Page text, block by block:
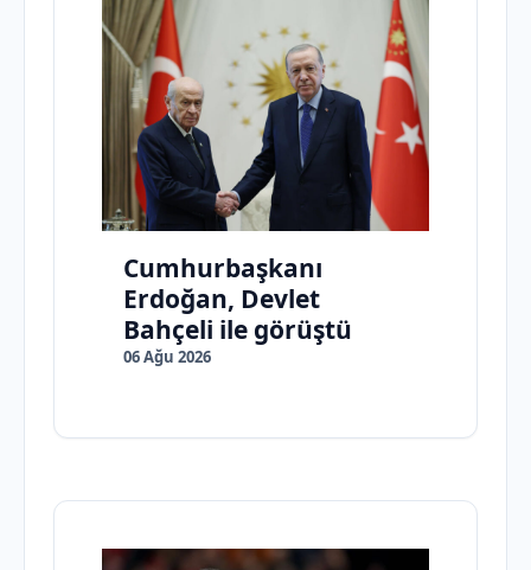
Cumhurbaşkanı
Erdoğan, Devlet
Bahçeli ile görüştü
06 Ağu 2026